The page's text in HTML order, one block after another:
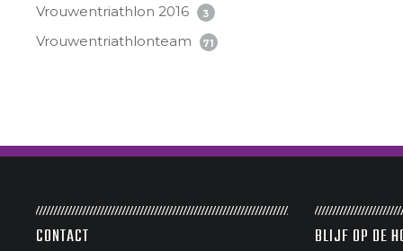
Vrouwentriathlon 2016 3
Vrouwentriathlonteam 71
CONTACT BLIJF OP DE